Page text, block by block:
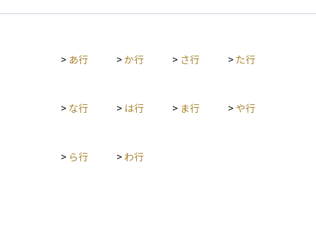
が求められます。
と連携しながら最適な活用方法を検討することが求められま
> あ行 >か行 > さ行 > た行
> な行 > は行 > ま行 > や行
> ら行 > わ行